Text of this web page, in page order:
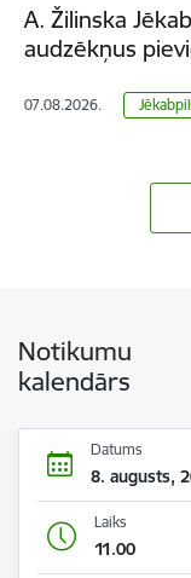
A. Žilinska
audzēkņus
07.08.2026.
Notikumu
kalendārs
Datums
8. augusts,
Laiks
11.00